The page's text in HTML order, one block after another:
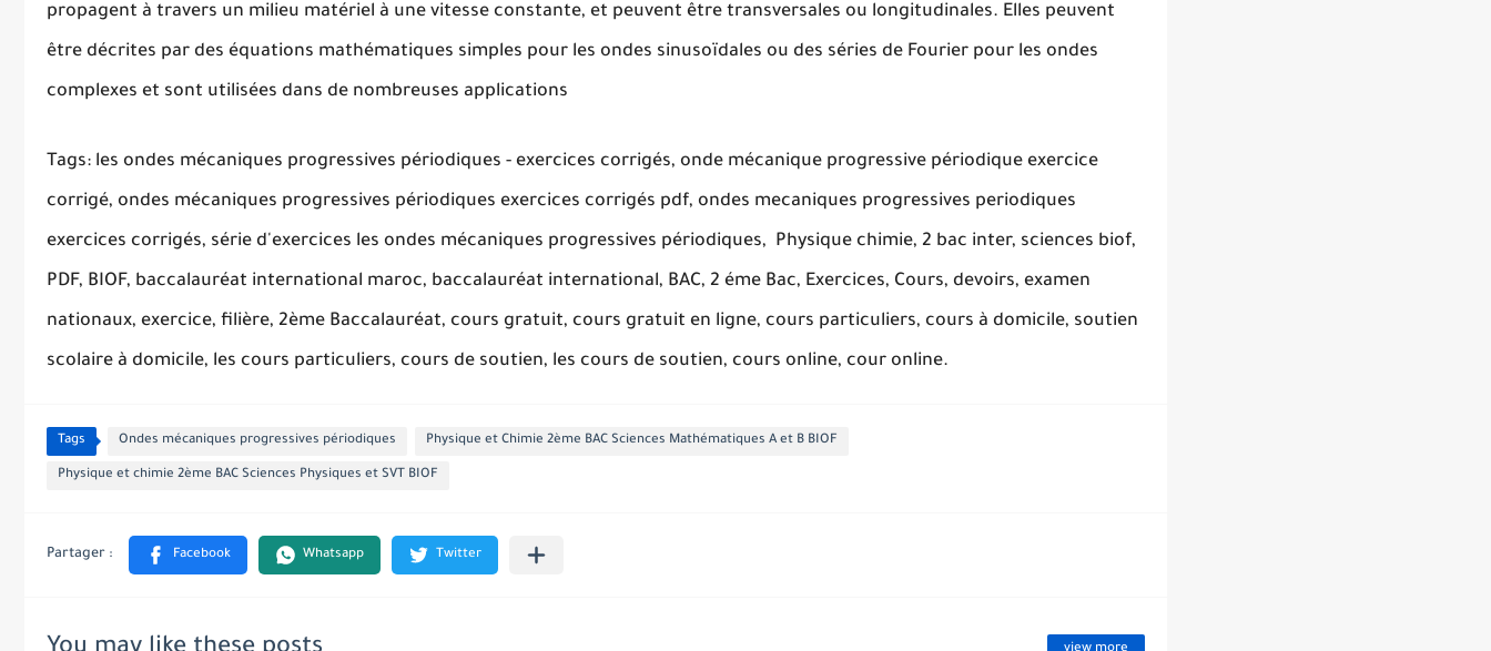
propagent à travers un milieu matériel à une vitesse constante, et peuvent être transversales ou longitudinales. Elles peuvent
être décrites par des équations mathématiques simples pour les ondes sinusoïdales ou des séries de Fourier pour les ondes
complexes et sont utilisées dans de nombreuses applications
Tags: les ondes mécaniques progressives périodiques - exercices corrigés, onde mécanique progressive périodique exercice
corrigé, ondes mécaniques progressives périodiques exercices corrigés pdf, ondes mecaniques progressives periodiques
exercices corrigés, série d'exercices les ondes mécaniques progressives périodiques, Physique chimie, 2 bac inter, sciences biof,
PDF, BIOF, baccalauréat international maroc, baccalauréat international, BAC, 2 éme Bac, Exercices, Cours, devoirs, examen
nationaux, exercice, filière, 2ème Baccalauréat, cours gratuit, cours gratuit en ligne, cours particuliers, cours à domicile, soutien
scolaire à domicile, les cours particuliers, cours de soutien, les cours de soutien, cours online, cour online.
Tags Ondes mécaniques progressives périodiques Physique et Chimie 2ème BAC Sciences Mathématiques A et B BIOF
Physique et chimie 2ème BAC Sciences Physiques et SVT BIOF